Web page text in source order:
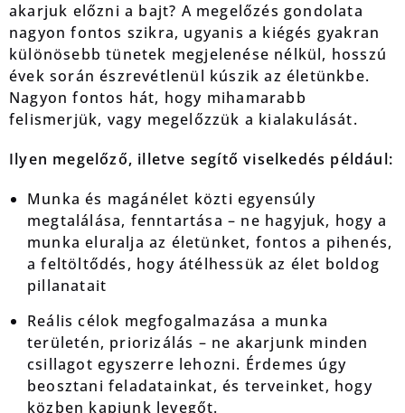
akarjuk előzni a bajt? A megelőzés gondolata
nagyon fontos szikra, ugyanis a kiégés gyakran
különösebb tünetek megjelenése nélkül, hosszú
évek során észrevétlenül kúszik az életünkbe.
Nagyon fontos hát, hogy mihamarabb
felismerjük, vagy megelőzzük a kialakulását.
Ilyen megelőző, illetve segítő viselkedés például:
Munka és magánélet közti egyensúly
megtalálása, fenntartása – ne hagyjuk, hogy a
munka eluralja az életünket, fontos a pihenés,
a feltöltődés, hogy átélhessük az élet boldog
pillanatait
Reális célok megfogalmazása a munka
területén, priorizálás – ne akarjunk minden
csillagot egyszerre lehozni. Érdemes úgy
beosztani feladatainkat, és terveinket, hogy
közben kapjunk levegőt.